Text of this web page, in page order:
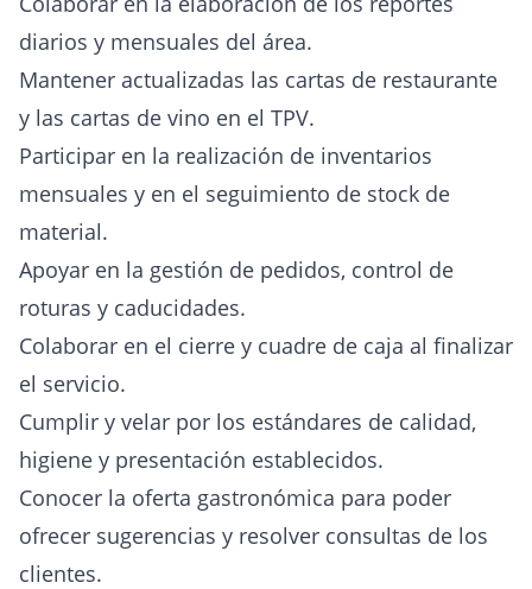
diarios y mensuales del área.
Mantener actualizadas las cartas de restaurante
y las cartas de vino en el TPV.
Participar en la realización de inventarios
mensuales y en el seguimiento de stock de
material.
Apoyar en la gestión de pedidos, control de
roturas y caducidades.
Colaborar en el cierre y cuadre de caja al finalizar
el servicio.
Cumplir y velar por los estándares de calidad,
higiene y presentación establecidos.
Conocer la oferta gastronómica para poder
ofrecer sugerencias y resolver consultas de los
clientes.